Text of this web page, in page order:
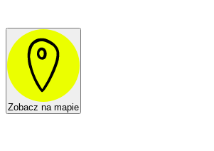
Zobacz na mapie